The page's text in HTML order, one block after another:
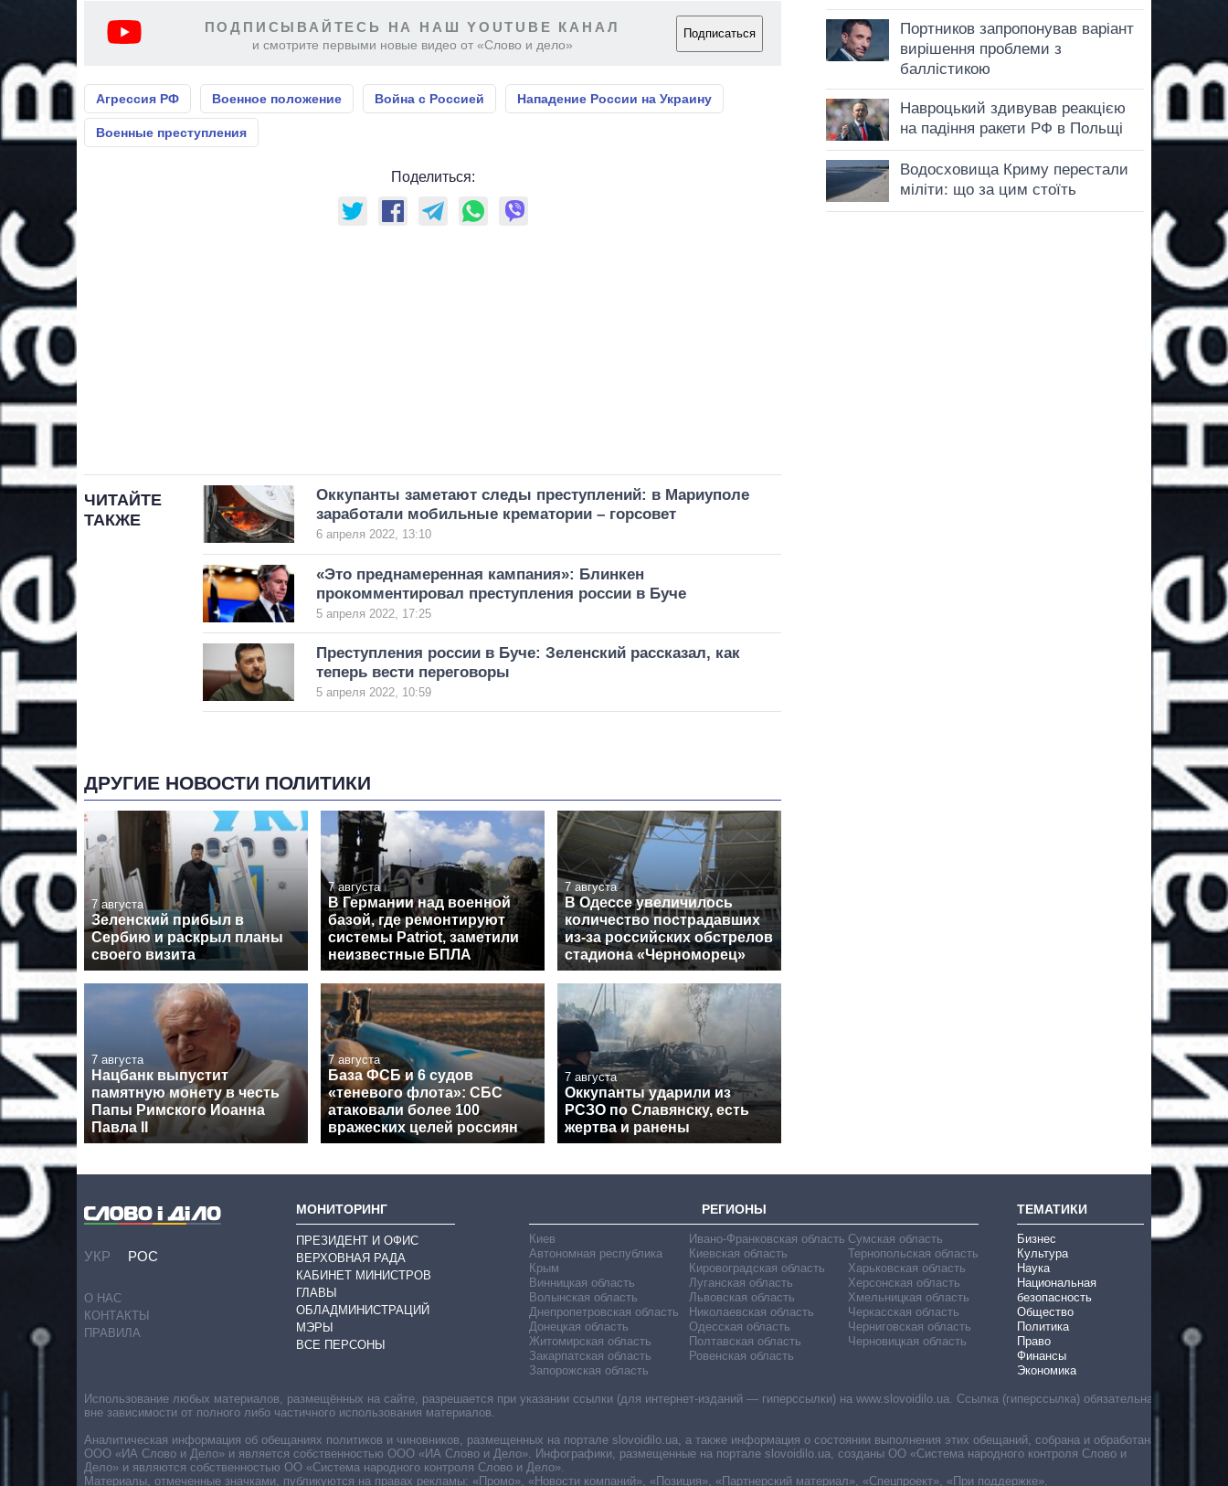
ПОДПИСЫВАЙТЕСЬ НА НАШ YOUTUBE КАНАЛ
и смотрите первыми новые видео от «Слово и дело»
Подписаться
Агрессия РФ Военное положение Война с Россией Нападение России на Украину
Военные преступления
Поделиться:
ЧИТАЙТЕ
ТАКЖЕ
Оккупанты заметают следы преступлений: в Мариуполе
заработали мобильные крематории – горсовет
6 апреля 2022, 13:10
«Это преднамеренная кампания»: Блинкен
прокомментировал преступления россии в Буче
5 апреля 2022, 17:25
Преступления россии в Буче: Зеленский рассказал, как
теперь вести переговоры
5 апреля 2022, 10:59
ДРУГИЕ НОВОСТИ ПОЛИТИКИ
7 августа
Зеленский прибыл в
Сербию и раскрыл планы
своего визита
7 августа
В Германии над военной
базой, где ремонтируют
системы Patriot, заметили
неизвестные БПЛА
7 августа
В Одессе увеличилось
количество пострадавших
из-за российских обстрелов
стадиона «Черноморец»
7 августа
Нацбанк выпустит
памятную монету в честь
Папы Римского Иоанна
Павла II
7 августа
База ФСБ и 6 судов
«теневого флота»: СБС
атаковали более 100
вражеских целей россиян
7 августа
Оккупанты ударили из
РСЗО по Славянску, есть
жертва и ранены
УКР РОС
О НАС
КОНТАКТЫ
ПРАВИЛА
МОНИТОРИНГ
ПРЕЗИДЕНТ И ОФИС
ВЕРХОВНАЯ РАДА
КАБИНЕТ МИНИСТРОВ
ГЛАВЫ
ОБЛАДМИНИСТРАЦИЙ
МЭРЫ
ВСЕ ПЕРСОНЫ
РЕГИОНЫ
Киев
Автономная республика
Крым
Винницкая область
Волынская область
Днепропетровская область
Донецкая область
Житомирская область
Закарпатская область
Запорожская область
Ивано-Франковская область
Киевская область
Кировоградская область
Луганская область
Львовская область
Николаевская область
Одесская область
Полтавская область
Ровенская область
Сумская область
Тернопольская область
Харьковская область
Херсонская область
Хмельницкая область
Черкасская область
Черниговская область
Черновицкая область
ТЕМАТИКИ
Бизнес
Культура
Наука
Национальная
безопасность
Общество
Политика
Право
Финансы
Экономика
Использование любых материалов, размещённых на сайте, разрешается при указании ссылки (для интернет-изданий — гиперссылки) на www.slovoidilo.ua. Ссылка (гиперссылка) обязательна
вне зависимости от полного либо частичного использования материалов.
Аналитическая информация об обещаниях политиков и чиновников, размещенных на портале slovoidilo.ua, а также информация о состоянии выполнения этих обещаний, собрана и обработана
ООО «ИА Слово и Дело» и является собственностью ООО «ИА Слово и Дело». Инфографики, размещенные на портале slovoidilo.ua, созданы ОО «Система народного контроля Слово и
Дело» и являются собственностью ОО «Система народного контроля Слово и Дело».
Материалы, отмеченные значками, публикуются на правах рекламы: «Промо», «Новости компаний», «Позиция», «Партнерский материал», «Спецпроект», «При поддержке».